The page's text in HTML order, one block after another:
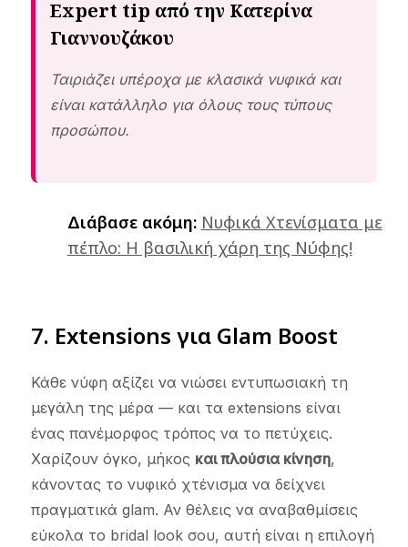
Expert tip από την Κατερίνα
Γιαννουζάκου
Ταιριάζει υπέροχα με κλασικά νυφικά και
είναι κατάλληλο για όλους τους τύπους
προσώπου.
Διάβασε ακόμη: Νυφικά Χτενίσματα με
πέπλο: Η βασιλική χάρη της Νύφης!
7. Extensions για Glam Boost
Κάθε νύφη αξίζει να νιώσει εντυπωσιακή τη
μεγάλη της μέρα — και τα extensions είναι
ένας πανέμορφος τρόπος να το πετύχεις.
Χαρίζουν όγκο, μήκος και πλούσια κίνηση,
κάνοντας το νυφικό χτένισμα να δείχνει
πραγματικά glam. Αν θέλεις να αναβαθμίσεις
εύκολα το bridal look σου, αυτή είναι η επιλογή